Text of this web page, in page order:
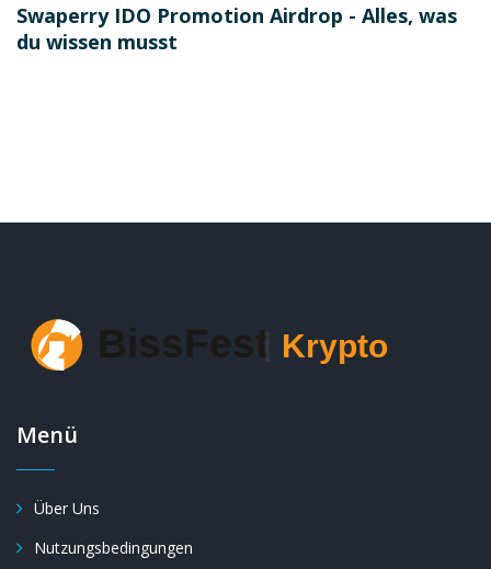
Swaperry IDO Promotion Airdrop - Alles, was
du wissen musst
Menü
Über Uns
Nutzungsbedingungen